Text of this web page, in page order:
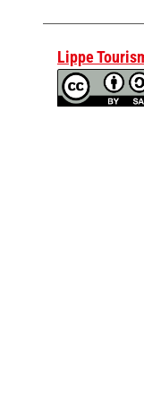
Lippe